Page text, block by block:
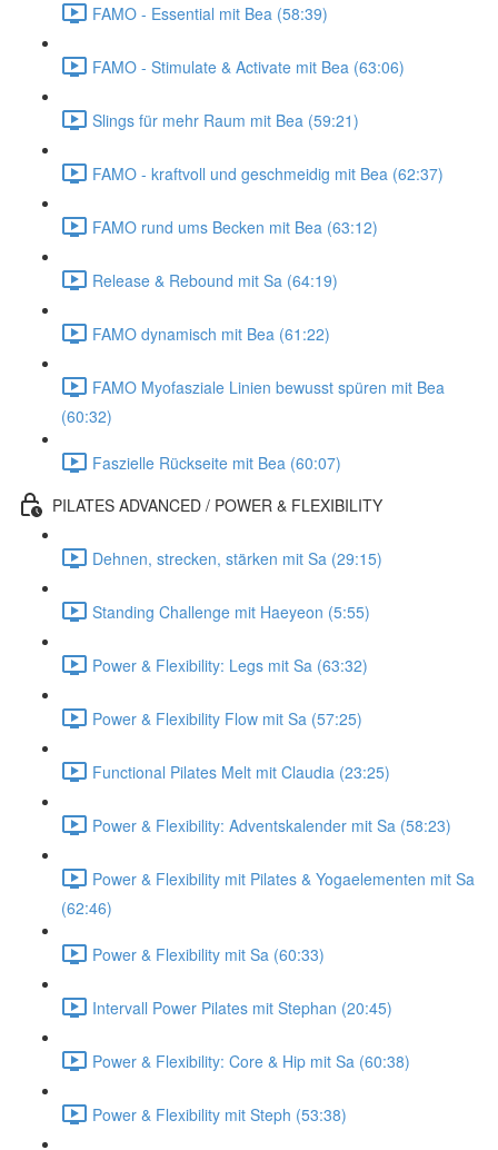
FAMO - Essential mit Bea (58:39)
FAMO - Stimulate & Activate mit Bea (63:06)
Slings für mehr Raum mit Bea (59:21)
FAMO - kraftvoll und geschmeidig mit Bea (62:37)
FAMO rund ums Becken mit Bea (63:12)
Release & Rebound mit Sa (64:19)
FAMO dynamisch mit Bea (61:22)
FAMO Myofasziale Linien bewusst spüren mit Bea
(60:32)
Faszielle Rückseite mit Bea (60:07)
PILATES ADVANCED / POWER & FLEXIBILITY
Dehnen, strecken, stärken mit Sa (29:15)
Standing Challenge mit Haeyeon (5:55)
Power & Flexibility: Legs mit Sa (63:32)
Power & Flexibility Flow mit Sa (57:25)
Functional Pilates Melt mit Claudia (23:25)
Power & Flexibility: Adventskalender mit Sa (58:23)
Power & Flexibility mit Pilates & Yogaelementen mit Sa
(62:46)
Power & Flexibility mit Sa (60:33)
Intervall Power Pilates mit Stephan (20:45)
Power & Flexibility: Core & Hip mit Sa (60:38)
Power & Flexibility mit Steph (53:38)